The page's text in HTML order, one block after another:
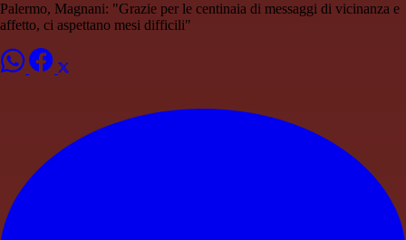
Palermo, Magnani: "Grazie per le centinaia di messaggi di vicinanza e
affetto, ci aspettano mesi difficili"